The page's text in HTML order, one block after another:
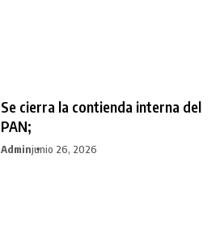
Se cierra la contienda interna del
PAN;
Adminjunio 26, 2026